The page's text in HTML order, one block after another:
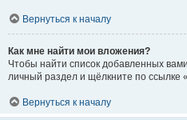
Вернуться к началу
Как мне найти мои вложения?
Чтобы найти список добавленных
личный раздел и щёлкните по ссылке
Вернуться к началу